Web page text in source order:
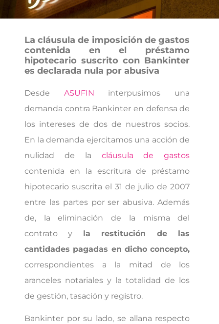
La cláusula de imposición de gastos
contenida en el préstamo
hipotecario suscrito con Bankinter
es declarada nula por abusiva
Desde ASUFIN interpusimos una
demanda contra Bankinter en defensa de
los intereses de dos de nuestros socios.
En la demanda ejercitamos una acción de
nulidad de la cláusula de gastos
contenida en la escritura de préstamo
hipotecario suscrita el 31 de julio de 2007
entre las partes por ser abusiva. Además
de, la eliminación de la misma del
contrato y la restitución de las
cantidades pagadas en dicho concepto,
correspondientes a la mitad de los
aranceles notariales y la totalidad de los
de gestión, tasación y registro.
Bankinter por su lado, se allana respecto